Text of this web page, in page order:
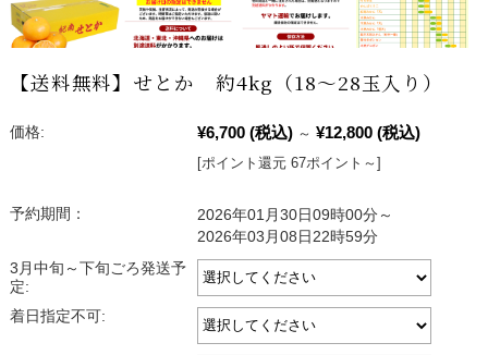
【送料無料】せとか 約4kg（18～28玉入り）
価格: ¥6,700 (税込) ～ ¥12,800 (税込)
[ポイント還元 67ポイント～]
予約期間：
2026年01月30日09時00分～
2026年03月08日22時59分
3月中旬～下旬ごろ発送予
定:
着日指定不可: